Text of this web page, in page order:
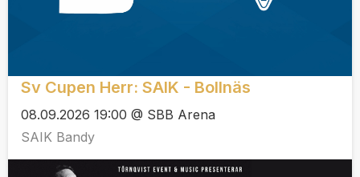
Sv Cupen Herr: SAIK - Bollnäs
08.09.2026 19:00 @ SBB Arena
SAIK Bandy